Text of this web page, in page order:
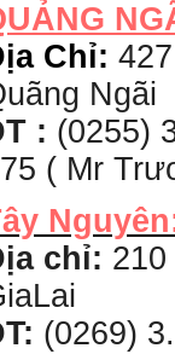
Chỉ:
Ngãi
: (0255)
( Mr
chỉ:
(0269)